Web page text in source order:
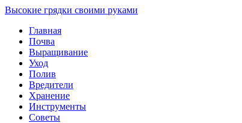
Высокие грядки своими руками
Главная
Почва
Выращивание
Уход
Полив
Вредители
Хранение
Инструменты
Советы